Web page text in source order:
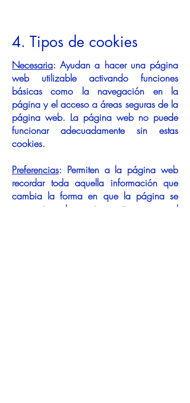
4. Tipos de cookies
Necesaria: Ayudan a hacer una página
web utilizable activando funciones
básicas como la navegación en la
página y el acceso a áreas seguras de la
página web. La página web no puede
funcionar adecuadamente sin estas
cookies.
Preferencias: Permiten a la página web
recordar toda aquella información que
cambia la forma en que la página se
comporta o el aspecto que tiene, como el